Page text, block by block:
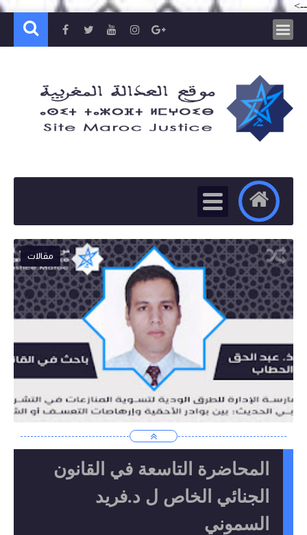
-->
مقالات
المحاضرة التاسعة في القانون
الجنائي الخاص ل د.فريد
السموني